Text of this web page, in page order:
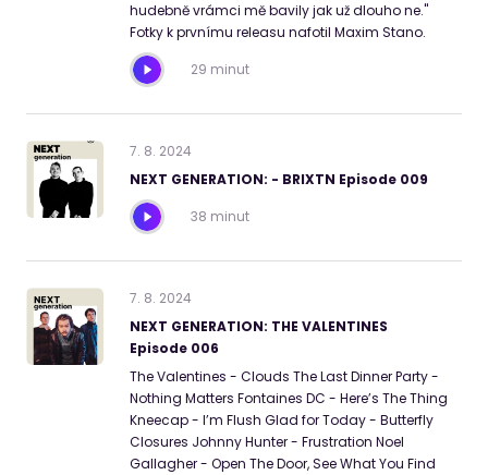
hudebně vrámci mě bavily jak už dlouho ne."
Fotky k prvnímu releasu nafotil Maxim Stano.
29 minut
7. 8. 2024
NEXT GENERATION: - BRIXTN Episode 009
38 minut
7. 8. 2024
NEXT GENERATION: THE VALENTINES
Episode 006
The Valentines - Clouds The Last Dinner Party -
Nothing Matters Fontaines DC - Here’s The Thing
Kneecap - I’m Flush Glad for Today - Butterfly
Closures Johnny Hunter - Frustration Noel
Gallagher - Open The Door, See What You Find